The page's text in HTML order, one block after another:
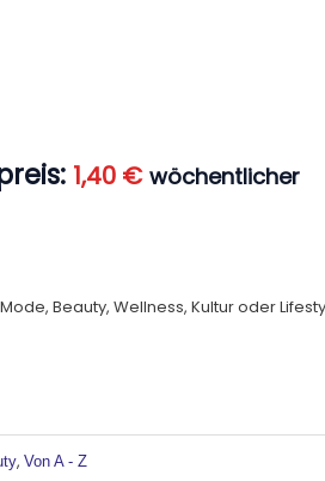
1,40 € wöchentlicher
Beauty, Wellness, Kultur oder
, Von A - Z